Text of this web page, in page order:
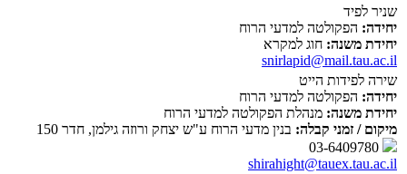
שניר לפיד
יחידה: הפקולטה למדעי הרוח
יחידת משנה: חוג למקרא
snirlapid@mail.tau.ac.il
שירה לפידות הייט
יחידה: הפקולטה למדעי הרוח
יחידת משנה: מנהלת הפקולטה למדעי הרוח
מיקום / זמני קבלה: בנין מדעי הרוח ע"ש יצחק ורוזה גילמן, חדר 150
shirahight@tauex.tau.ac.il